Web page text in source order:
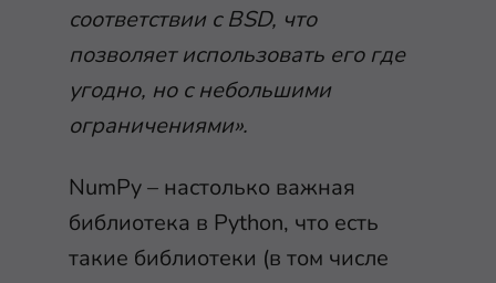
соответствии с BSD, что
позволяет использовать его где
угодно, но с небольшими
ограничениями».
NumPy – настолько важная
библиотека в Python, что есть
такие библиотеки (в том числе